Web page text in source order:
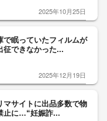
2025年10月25日
眠っていたフィルムが
征できなかった...
2025年12月19日
マサイトに出品多数で物
止に…“妊娠詐...